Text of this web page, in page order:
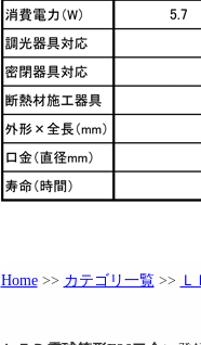
Home>> カテゴリ一覧>>